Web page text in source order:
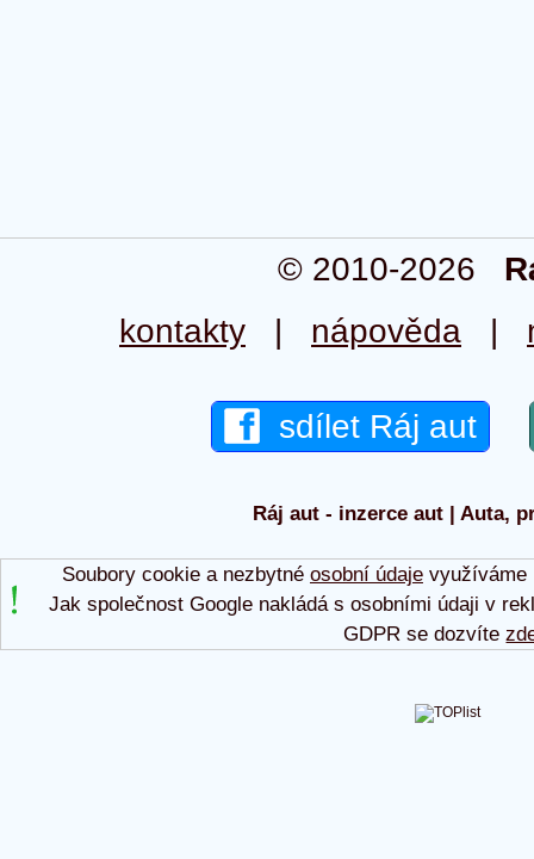
© 2010-2026
kontakty | nápověda |
sdílet Ráj aut
Ráj aut - inzerce aut | Auta,
Soubory cookie a nezbytné osobní údajevyužíváme
Jak společnost Google nakládá s osobními údaji v
GDPR se dozvíte